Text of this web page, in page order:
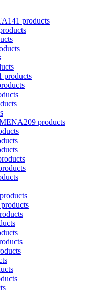
141 products
products
209 products